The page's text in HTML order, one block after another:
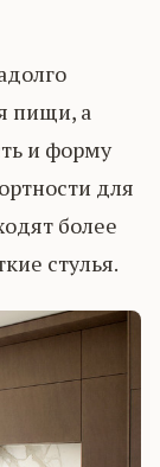
пищи, а
и форму
для
более
стулья.